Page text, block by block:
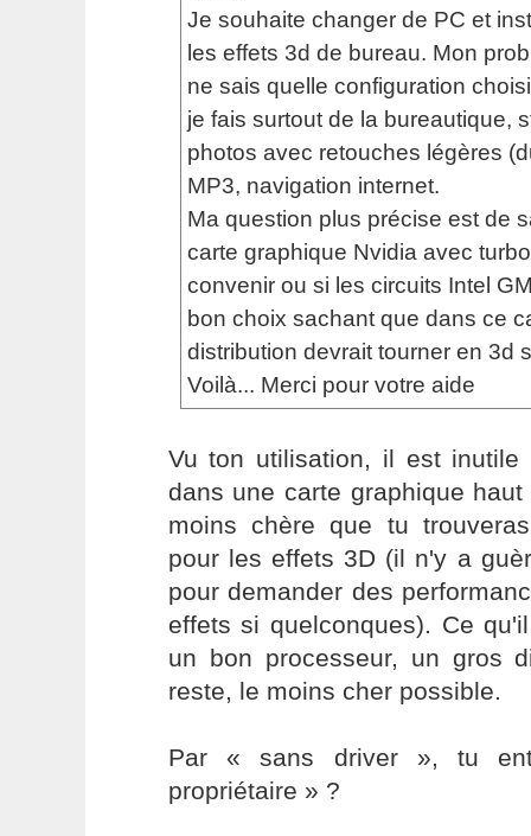
Je souhaite changer de PC et
les effets 3d de bureau. Mon
ne sais quelle configuration
je fais surtout de la bureautique,
photos avec retouches légères
MP3, navigation internet.
Ma question plus précise est de
carte graphique Nvidia avec
convenir ou si les circuits Intel
bon choix sachant que dans ce
distribution devrait tourner en 3d
Voilà... Merci pour votre aide
Vu ton utilisation, il est inutile
dans une carte graphique
moins chère que tu
pour les effets 3D (il n'y a
pour demander des
effets si quelconques). Ce
un bon processeur, un gros
reste, le moins cher possible.
Par « sans driver », tu
propriétaire » ?